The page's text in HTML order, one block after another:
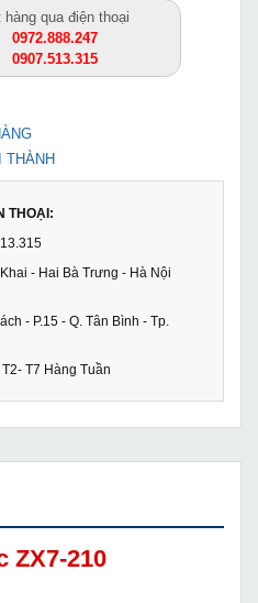
hàng qua điện thoại
0972.888.247
0907.513.315
THÀNH
THOẠI:
- Hai Bà Trưng - Hà Nội
- P.15 - Q. Tân Bình - Tp.
T7 Hàng Tuần
ZX7-210